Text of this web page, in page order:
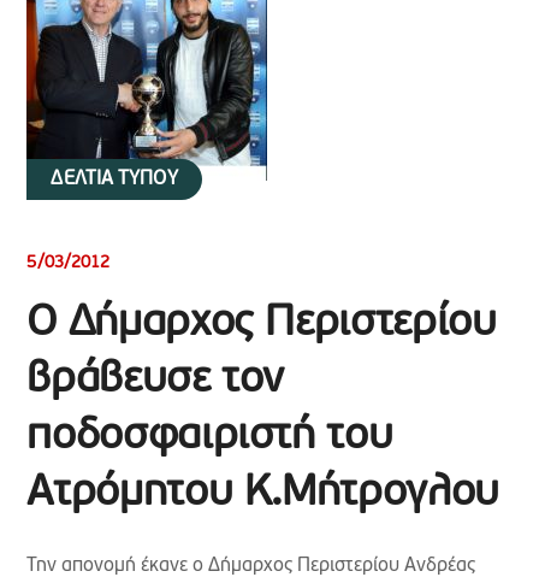
ΔΕΛΤΙΑ ΤΥΠΟΥ
5/03/2012
Ο Δήμαρχος Περιστερίου
βράβευσε τον
ποδοσφαιριστή του
Ατρόμητου Κ.Μήτρογλου
Την απονομή έκανε ο Δήμαρχος Περιστερίου Ανδρέας